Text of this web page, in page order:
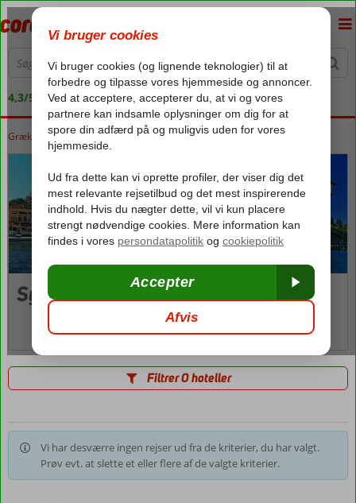
4,3/5 på Trustpilot
Forside
Grækenland Parga Parga Syvota
Syvota
Billeder og video kort
Filtrer 0 hoteller
Vi har desværre ingen rejser ud fra de kriterier, du har valgt.
Prøv evt. at slette et eller flere af de valgte kriterier.